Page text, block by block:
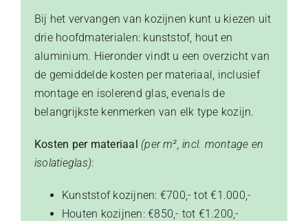
Bij het vervangen van kozijnen kunt u kiezen uit
drie hoofdmaterialen: kunststof, hout en
aluminium. Hieronder vindt u een overzicht van
de gemiddelde kosten per materiaal, inclusief
montage en isolerend glas, evenals de
belangrijkste kenmerken van elk type kozijn.​
Kosten per materiaal (per m², incl. montage en
isolatieglas):
Kunststof kozijnen: €700,- tot €1.000,-
Houten kozijnen: €850,- tot €1.200,-